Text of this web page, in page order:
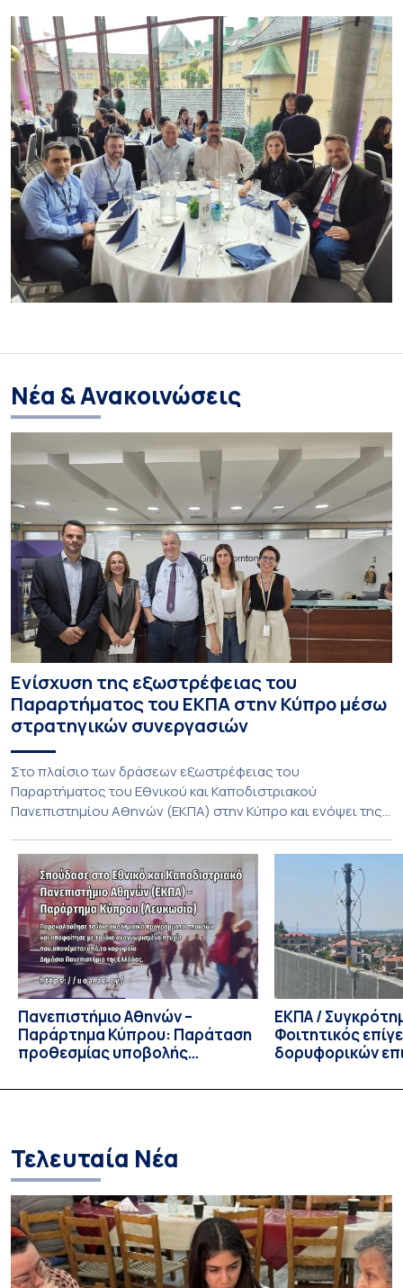
Νέα & Ανακοινώσεις
Ενίσχυση της εξωστρέφειας του
Παραρτήματος του ΕΚΠΑ στην Κύπρο μέσω
στρατηγικών συνεργασιών
Στο πλαίσιο των δράσεων εξωστρέφειας του
Παραρτήματος του Εθνικού και Καποδιστριακού
Πανεπιστημίου Αθηνών (ΕΚΠΑ) στην Κύπρο και ενόψει της
Τμήματος Οικονομικών Επιστημών και του Τμήματος
Διοίκησης Επιχειρήσεων και Οργανισμών τον Σεπτέμβριο
του 2026, ο Κοσμήτορας της Σχολής Οικονομικών και
Πολιτικών Επιστημών, Καθηγητής Νικόλαος Ηρειώτης, και ο
Πρόεδρος του Τμήματος […]
Πανεπιστήμιο Αθηνών –
Παράρτημα Κύπρου: Παράταση
προθεσμίας υποβολής
υποψηφίων
ΕΚΠΑ /
Φοιτητικός
δορυφορικών
Τελευταία Νέα